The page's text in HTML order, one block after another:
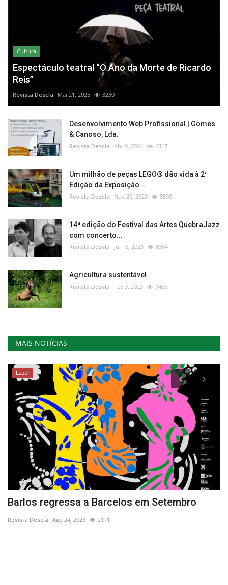
Cultura
Espectáculo teatral “O Ano da Morte de Ricardo
Reis”
Revista Descla Mai 21, 2025 3230
Desenvolvimento Web Profissional | Gomes
& Canoso, Lda.
Revista Descla Abr 9, 2024 6317
Um milhão de peças LEGO® dão vida à 2ª
Edição da Exposição...
Revista Descla Nov 20, 2023 8598
14ª edição do Festival das Artes QuebraJazz
com concerto...
Revista Descla Jul 18, 2023 8364
Agricultura sustentável
Revista Descla Fev 3, 2023 9465
MAIS NOTÍCIAS
Lazer
Barlos regressa a Barcelos em Setembro
Revista Descla Ago 24, 2023 2171